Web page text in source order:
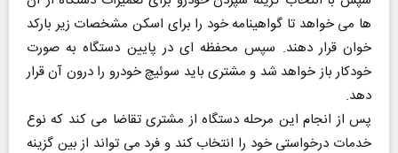
ها می خواهد تا گواهینامه خود را برای اسکن مشخصات زیر بارکد
خوان قرار دهند. سپس محفظه ای در پایین دستگاه به صورت
خودکار باز خواهد شد و مشتری باید سوئیچ خودرو را درون آن قرار
دهد.
پس از انجام این مرحله دستگاه از مشتری تقاضا می کند که نوع
خدمات درخواستی خود را انتخاب کند و فرد می تواند از بین گزینه